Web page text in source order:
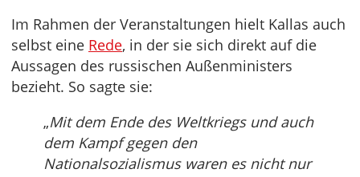
Im Rahmen der Veranstaltungen hielt Kallas auch
selbst eine Rede, in der sie sich direkt auf die
Aussagen des russischen Außenministers
bezieht. So sagte sie:
„Mit dem Ende des Weltkriegs und auch
dem Kampf gegen den
Nationalsozialismus waren es nicht nur